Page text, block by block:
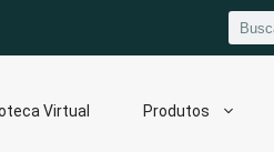
Virtual Produtos